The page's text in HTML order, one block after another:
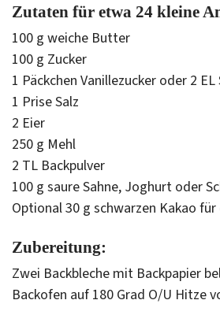
Zutaten für etwa 24 kleine
100 g weiche Butter
100 g Zucker
1 Päckchen Vanillezucker oder 2
1 Prise Salz
2 Eier
250 g Mehl
2 TL Backpulver
100 g saure Sahne, Joghurt oder
Optional 30 g schwarzen Kakao
Zubereitung:
Zwei Backbleche mit Backpapier
Backofen auf 180 Grad O/U Hitze